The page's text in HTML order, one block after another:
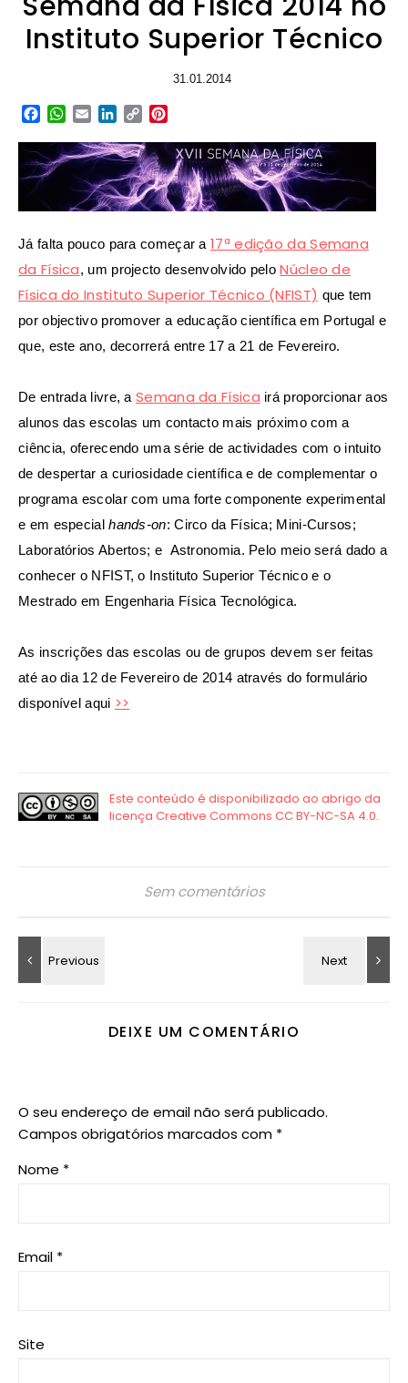
Instituto Superior Técnico
31.01.2014
Facebook
WhatsApp
EmailLinkedIn
Copy
Já falta pouco para começar a 17ª edição da Semana
da Física, um projecto desenvolvido peloNúcleo de
Física do Instituto Superior Técnico (NFIST) que tem
por objectivo promover a educação científica em Portugal e
que, este ano, decorrerá entre 17 a 21 de Fevereiro.
De entrada livre, a Semana da Física irá proporcionar aos
alunos das escolas um contacto mais próximo com a
ciência, oferecendo uma série de actividades com o intuito
de despertar a curiosidade científica e de complementar o
programa escolar com uma forte componente experimental
e em especialhands-on: Circo da Física; Mini-Cursos;
Laboratórios Abertos; e Astronomia. Pelo meio será dado a
conhecer o NFIST, o Instituto Superior Técnico e o
Mestrado em Engenharia Física Tecnológica.
As inscrições das escolas ou de grupos devem ser feitas
até ao dia 12 de Fevereiro de 2014 através do formulário
disponível aqui >>
Sem comentários
DEIXE UM COMENTÁRIO
O seu endereço de email não será publicado.
Campos obrigatórios marcados com *
Nome *
Email *
Site